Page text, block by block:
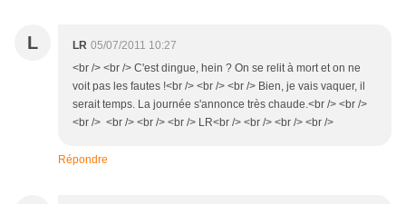
L LR 05/07/2011 10:27
<br /> <br /> C'est dingue, hein ? On se relit à mort et on ne
voit pas les fautes !<br /> <br /> <br /> Bien, je vais vaquer, il
serait temps. La journée s'annonce très chaude.<br /> <br />
<br /> <br /> <br /> <br /> LR<br /> <br /> <br /> <br />
Répondre